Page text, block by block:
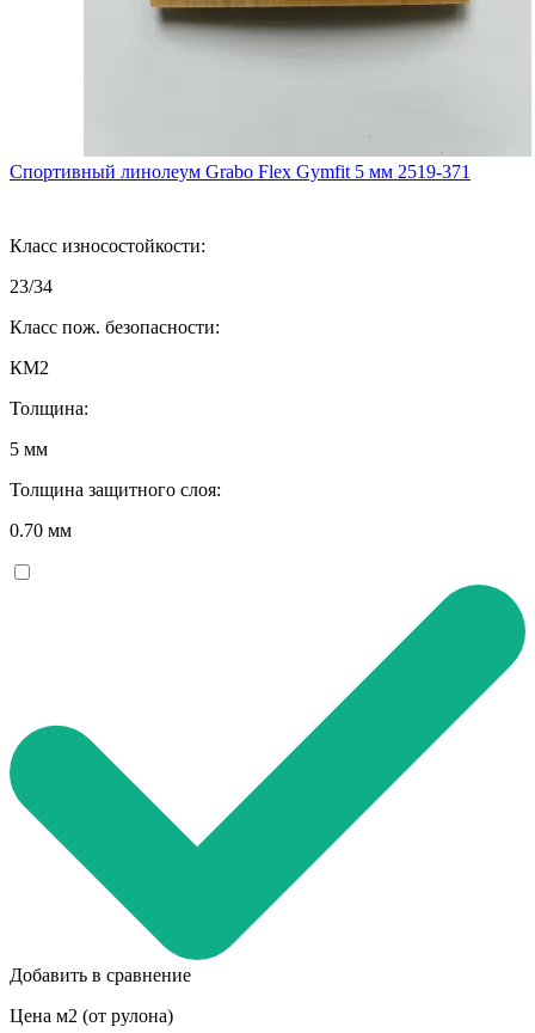
Спортивный линолеум Grabo Flex Gymfit 5 мм 2519-371
Класс износостойкости:
23/34
Класс пож. безопасности:
КМ2
Толщина:
5 мм
Толщина защитного слоя:
0.70 мм
Добавить в сравнение
Цена м2 (от рулона)